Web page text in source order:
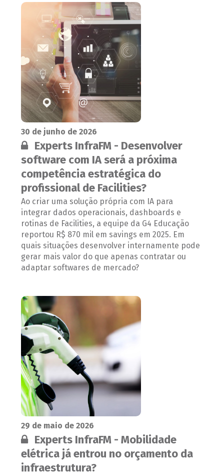
30 de junho de 2026
Conteúdo restrito:
Experts InfraFM - Desenvolver
software com IA será a próxima
competência estratégica do
profissional de Facilities?
Ao criar uma solução própria com IA para
integrar dados operacionais, dashboards e
rotinas de Facilities, a equipe da G4 Educação
reportou R$ 870 mil em savings em 2025. Em
quais situações desenvolver internamente pode
gerar mais valor do que apenas contratar ou
adaptar softwares de mercado?
29 de maio de 2026
Conteúdo restrito:
Experts InfraFM - Mobilidade
elétrica já entrou no orçamento da
infraestrutura?